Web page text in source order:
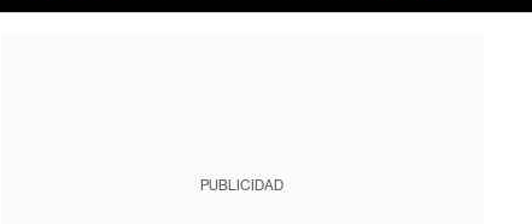
PUBLICIDAD